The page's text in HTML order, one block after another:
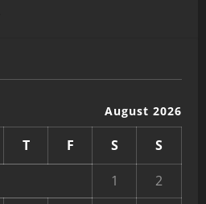
August 2026
T F S
S
1
2